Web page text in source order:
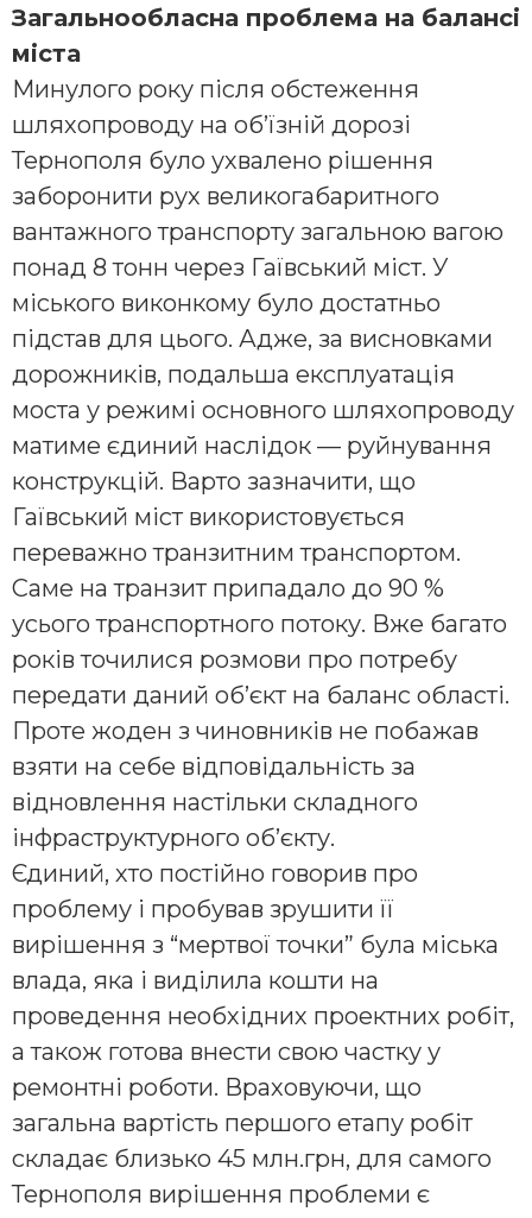
Загальнообласна проблема на балансі
міста
Минулого року після обстеження
шляхопроводу на об’їзній дорозі
Тернополя було ухвалено рішення
заборонити рух великогабаритного
вантажного транспорту загальною вагою
понад 8 тонн через Гаївський міст. У
міського виконкому було достатньо
підстав для цього. Адже, за висновками
дорожників, подальша експлуатація
моста у режимі основного шляхопроводу
матиме єдиний наслідок — руйнування
конструкцій. Варто зазначити, що
Гаївський міст використовується
переважно транзитним транспортом.
Саме на транзит припадало до 90 %
усього транспортного потоку. Вже багато
років точилися розмови про потребу
передати даний об’єкт на баланс області.
Проте жоден з чиновників не побажав
взяти на себе відповідальність за
відновлення настільки складного
інфраструктурного об’єкту.
Єдиний, хто постійно говорив про
проблему і пробував зрушити її
вирішення з “мертвої точки” була міська
влада, яка і виділила кошти на
проведення необхідних проектних робіт,
а також готова внести свою частку у
ремонтні роботи. Враховуючи, що
загальна вартість першого етапу робіт
складає близько 45 млн.грн, для самого
Тернополя вирішення проблеми є